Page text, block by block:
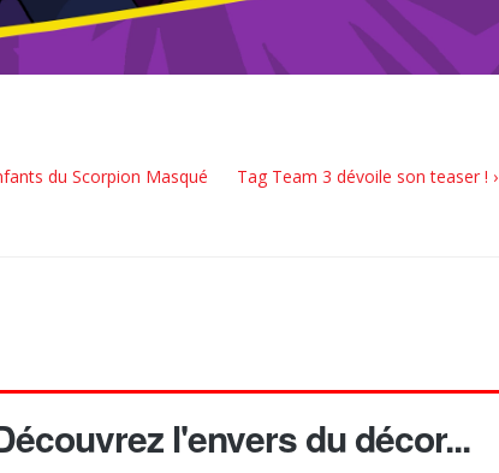
du Scorpion Masqué Tag Team 3 dévoile son teaser ! ›
l'envers du décor...